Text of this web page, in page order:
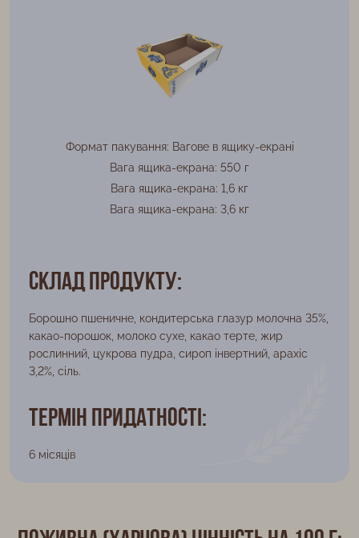
Формат пакування: Вагове в ящику-екрані
Вага ящика-екрана: 550 г
Вага ящика-екрана: 1,6 кг
Вага ящика-екрана: 3,6 кг
Склад продукту:
Борошно пшеничне, кондитерська глазур молочна 35%,
какао-порошок, молоко сухе, какао терте, жир
рослинний, цукрова пудра, сироп інвертний, арахіс
3,2%, сіль.
Термін придатності:
6 місяців